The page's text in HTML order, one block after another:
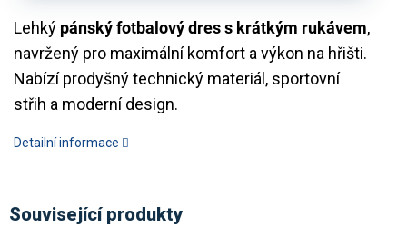
Lehký pánský fotbalový dres s krátkým rukávem,
navržený pro maximální komfort a výkon na hřišti.
Nabízí prodyšný technický materiál, sportovní
střih a moderní design.
Detailní informace
Související produkty